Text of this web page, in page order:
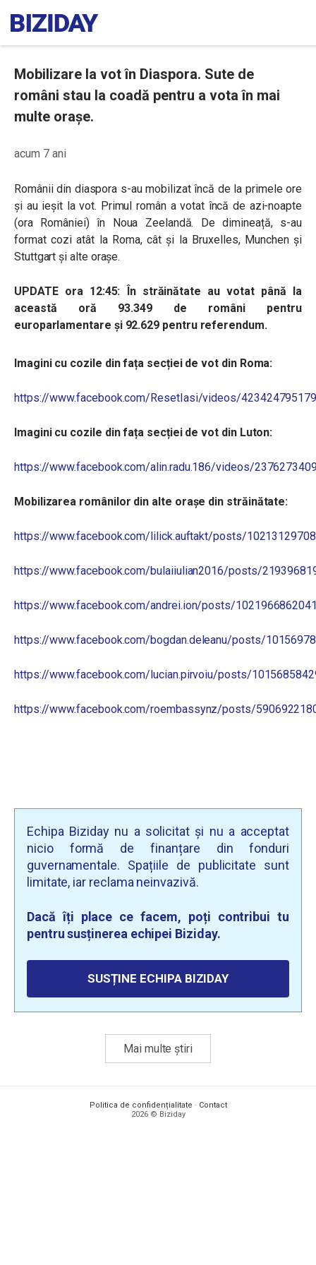
Mobilizare la vot în Diaspora. Sute de
români stau la coadă pentru a vota în mai
multe orașe.
acum 7 ani
Românii din diaspora s-au mobilizat încă de la primele ore
și au ieșit la vot. Primul român a votat încă de azi-noapte
(ora României) în Noua Zeelandă. De dimineață, s-au
format cozi atât la Roma, cât și la Bruxelles, Munchen și
Stuttgart și alte orașe.
UPDATE ora 12:45: În străinătate au votat până la
această oră 93.349 de români pentru
europarlamentare și 92.629 pentru referendum.
Imagini cu cozile din fața secției de vot din Roma:
https://www.facebook.com/ResetIasi/videos/
Imagini cu cozile din fața secției de vot din Luton:
https://www.facebook.com/alin.radu.186/videos/
Mobilizarea românilor din alte orașe din străinătate:
https://www.facebook.com/lilick.auftakt/posts/
https://www.facebook.com/bulaiiulian2016/posts/
https://www.facebook.com/andrei.ion/posts/
https://www.facebook.com/bogdan.deleanu/posts/
https://www.facebook.com/lucian.pirvoiu/posts/
https://www.facebook.com/roembassynz/posts/
Echipa Biziday nu a solicitat și nu a acceptat
nicio formă de finanțare din fonduri
guvernamentale. Spațiile de publicitate sunt
limitate, iar reclama neinvazivă.
Dacă îți place ce facem, poți contribui tu
pentru susținerea echipei Biziday.
SUSȚINE ECHIPA BIZIDAY
Mai multe știri
Politica de confidențialitate · Contact
2026 © Biziday